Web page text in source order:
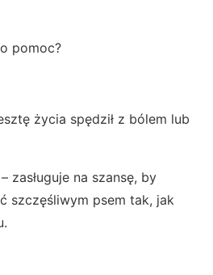
pomoc?
życia spędził z bólem lub
zasługuje na szansę, by
szczęśliwym psem tak, jak